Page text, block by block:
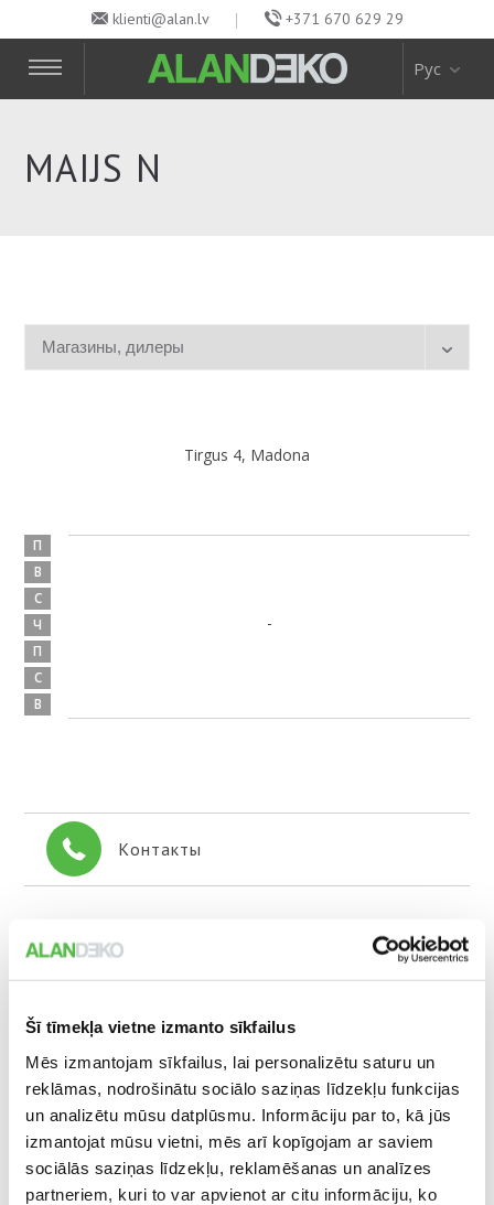
Šī tīmekļa vietne izmanto sīkfailus
Mēs izmantojam sīkfailus, lai personalizētu saturu un
reklāmas, nodrošinātu sociālo saziņas līdzekļu funkcijas
un analizētu mūsu datplūsmu. Informāciju par to, kā jūs
izmantojat mūsu vietni, mēs arī kopīgojam ar saviem
sociālās saziņas līdzekļu, reklamēšanas un analīzes
partneriem, kuri to var apvienot ar citu informāciju, ko
klienti@alan.lv +371 670 629 29
Рус
MAIJS N
Tirgus 4, Madona
П
В
С
Ч
П
С
В
-
Контакты
Факс: +371 648 220 37
Расположение в торговом центре